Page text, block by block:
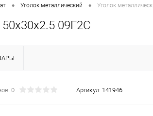
• Уголок металлический • Уголок
09Г2С
0 Артикул: 141946